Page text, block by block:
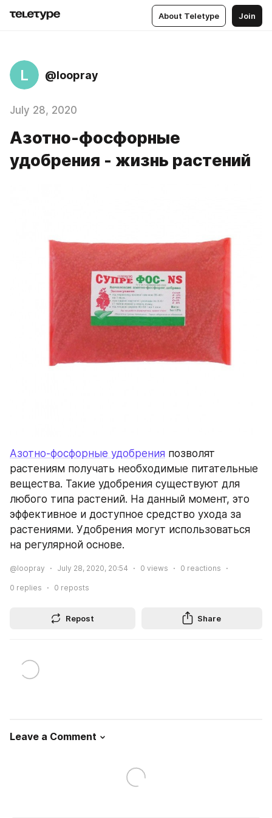
About Teletype Join
L @loopray
July 28, 2020
Азотно-фосфорные
удобрения - жизнь растений
Азотно-фосфорные удобрения позволят
растениям получать необходимые питательные
вещества. Такие удобрения существуют для
любого типа растений. На данный момент, это
эффективное и доступное средство ухода за
растениями. Удобрения могут использоваться
на регулярной основе.
@loopray July 28, 2020, 20:54 0 views 0 reactions
0 replies 0 reposts
Repost Share
Leave a Comment